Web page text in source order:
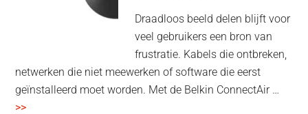
Draadloos beeld delen blijft voor
veel gebruikers een bron van
frustratie. Kabels die ontbreken,
netwerken die niet meewerken of software die eerst
geïnstalleerd moet worden. Met de Belkin ConnectAir …
>>overBelkin